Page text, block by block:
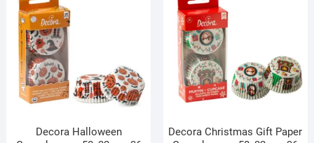
Decora Halloween
Decora Christmas Gift Paper